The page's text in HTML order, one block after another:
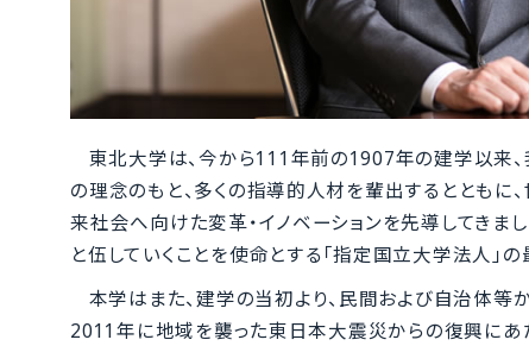
東北大学は、今から111年前の1907年の建学以来、
の理念のもと、多くの指導的人材を輩出するととも
来社会へ向けた変革・イノベーションを先導してきま
と伍していくことを使命とする「指定国立大学法人」
本学はまた、建学の当初より、民間および自治体等
2011年に地域を襲った東日本大震災からの復興にあ